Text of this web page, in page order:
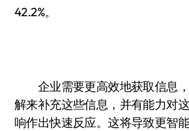
42.2%。
企业需要更高效地获取信息
解来补充这些信息，并有能力对
响作出快速反应。这将导致更智